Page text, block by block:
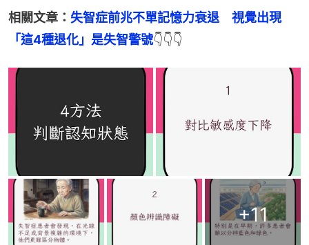
相關文章： 失智症前兆不單記憶力衰退　視覺出現
「這4種退化」是失智警號👇👇👇
+11